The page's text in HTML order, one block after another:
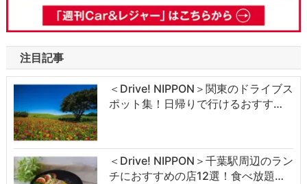
注目記事
＜Drive! NIPPON＞関東のドライブス
ポット集！日帰りで行けるおすす…
＜Drive! NIPPON＞千葉駅周辺のラン
チにおすすめの店12選！食べ放題…